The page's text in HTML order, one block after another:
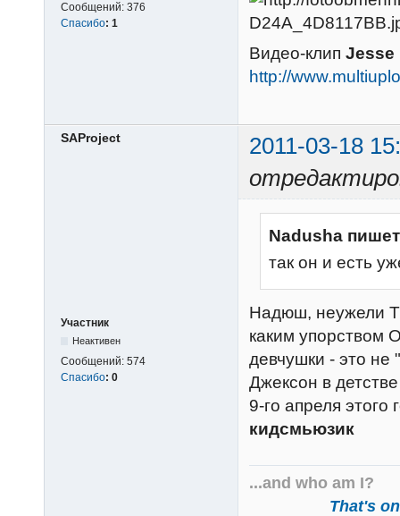
Сообщений: 376
Спасибо: 1
Видео-клип Jesse
http://
SAProject
2011-03-18
Участник
Неактивен
Сообщений: 574
Спасибо: 0
Nadusha
так он и есть
Надюш, неужели
каким упорством
девчушки - это не
Джексон в
9-го апреля
кидсмьюзик
...and who am I?
That's